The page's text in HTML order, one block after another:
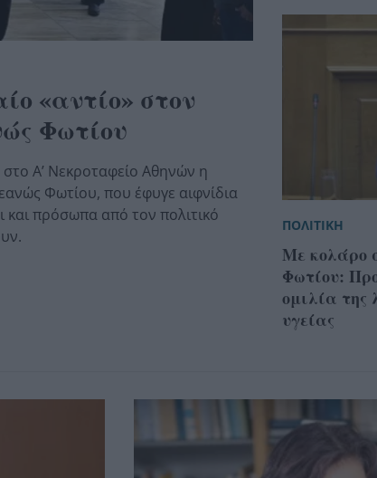
«αντίο» στον
Φωτίου
Α’ Νεκροταφείο Αθηνών η
Φωτίου, που έφυγε αιφνίδια
και πρόσωπα από τον πολιτικό
ΠΟΛΙΤΙΚΗ
Με κολάρο
Φωτίου:
ομιλία της
υγείας